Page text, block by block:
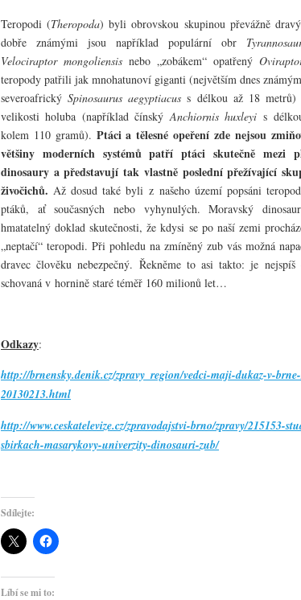
Teropodi (Theropoda) byli obrovskou skupinou převážně
dobře známými jsou například populární obr
Velociraptor mongoliensis nebo „zobákem“ opatřený
teropody patřili jak mnohatunoví giganti (největším dnes
severoafrický Spinosaurus aegyptiacuss délkou až 18 metrů)
velikosti holuba (například čínský Anchiornis huxleyi s
kolem 110 gramů). Ptáci a tělesné opeření zde nejsou
většiny moderních systémů patří ptáci skutečně mezi
dinosaury a představují tak vlastně poslední přežívající
živočichů. Až dosud také byli z našeho území popsáni
ptáků, ať současných nebo vyhynulých. Moravský
hmatatelný doklad skutečnosti, že kdysi se po naší zemi
„neptačí“ teropodi. Při pohledu na zmíněný zub vás možná
dravec člověku nebezpečný. Řekněme to asi takto: je
schovaná v hornině staré téměř 160 milionů let…
Odkazy:
http://brnensky.denik.cz/zpravy_region/vedci-maji-dukaz-v-
20130213.html
http://www.ceskatelevize.cz/zpravodajstvi-brno/zpravy/215153-
sbirkach-masarykovy-univerzity-dinosauri-zub/
Sdílejte:
Líbí se mi to: